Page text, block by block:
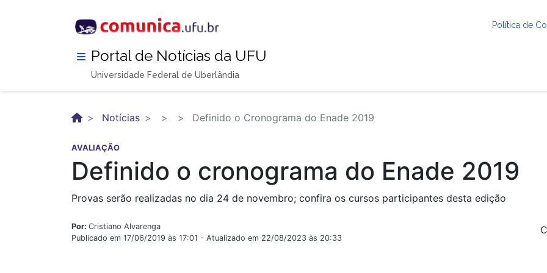
Política de
Portal de Notícias da UFU
Universidade Federal de Uberlândia
Notícias Definido o Cronograma do Enade 2019
AVALIAÇÃO
Definido o cronograma do Enade 2019
Provas serão realizadas no dia 24 de novembro; confira os cursos participantes desta edição
Por: Cristiano Alvarenga
Publicado em 17/06/2019 às 17:01 - Atualizado em 22/08/2023 às 20:33